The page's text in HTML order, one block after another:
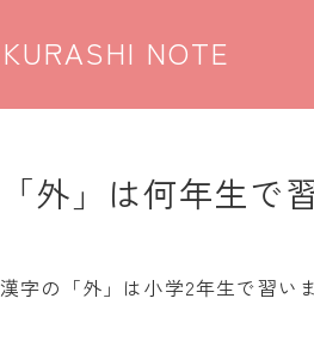
KURASHI NOTE
「外」は何年生
漢字の「外」は小学2年生で習い